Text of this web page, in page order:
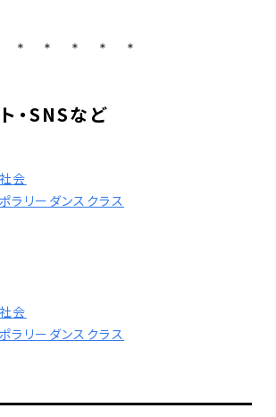
＊ ＊ ＊ ＊ ＊
・SNSなど
会
ラリーダンスクラス
会
ラリーダンスクラス